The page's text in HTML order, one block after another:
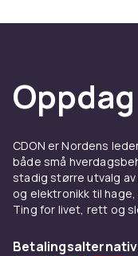
CDON er Nordens
både små
stadig større utvalg
og elektronikk til
Ting for livet, rett og
Betalingsalternativ